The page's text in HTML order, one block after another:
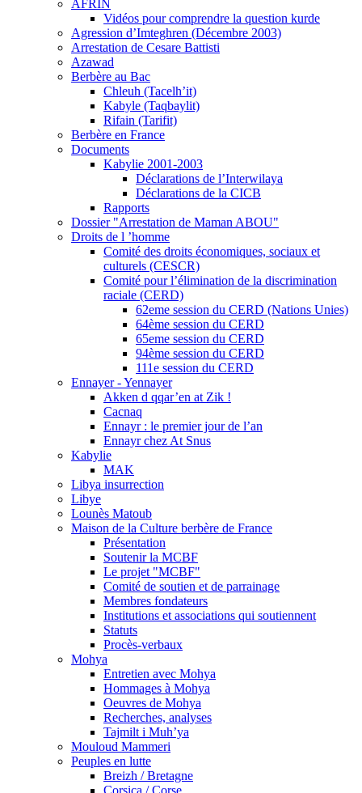
AFRIN
Vidéos pour comprendre la question kurde
Agression d’Imteghren (Décembre 2003)
Arrestation de Cesare Battisti
Azawad
Berbère au Bac
Chleuh (Tacelh’it)
Kabyle (Taqbaylit)
Rifain (Tarifit)
Berbère en France
Documents
Kabylie 2001-2003
Déclarations de l’Interwilaya
Déclarations de la CICB
Rapports
Dossier "Arrestation de Maman ABOU"
Droits de l ’homme
Comité des droits économiques, sociaux et
culturels (CESCR)
Comité pour l’élimination de la discrimination
raciale (CERD)
62eme session du CERD (Nations Unies)
64ème session du CERD
65eme session du CERD
94ème session du CERD
111e session du CERD
Ennayer - Yennayer
Akken d qqar’en at Zik !
Cacnaq
Ennayr : le premier jour de l’an
Ennayr chez At Snus
Kabylie
MAK
Libya insurrection
Libye
Lounès Matoub
Maison de la Culture berbère de France
Présentation
Soutenir la MCBF
Le projet "MCBF"
Comité de soutien et de parrainage
Membres fondateurs
Institutions et associations qui soutiennent
Statuts
Procès-verbaux
Mohya
Entretien avec Mohya
Hommages à Mohya
Oeuvres de Mohya
Recherches, analyses
Tajmilt i Muh’ya
Mouloud Mammeri
Peuples en lutte
Breizh / Bretagne